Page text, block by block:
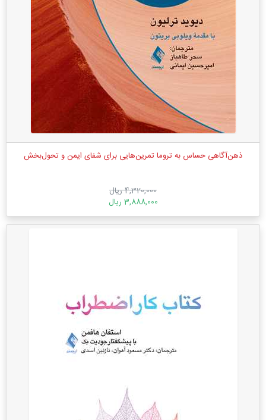
ذهن‌آگاهی حساس به تروما تمرین‌هایی برای شفای ایمن و تحول‌بخش
4,320,000 ریال
3,888,000 ریال